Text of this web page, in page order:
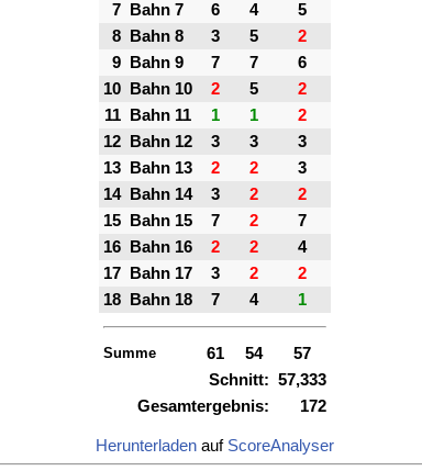
7
Bahn 7 6 4
5
8
Bahn 8 3 5
2
9
Bahn 9 7 7
6
10
Bahn 10 2 5
2
11
Bahn 11 1 1
2
12
Bahn 12 3 3
3
13
Bahn 13 2 2
3
14
Bahn 14 3 2
2
15
Bahn 15 7 2
7
16
Bahn 16 2 2
4
17
Bahn 17 3 2
2
18
Bahn 18 7 4 1
Summe 61 54
57
Schnitt: 57,333
Gesamtergebnis:
172
Herunterladenauf ScoreAnalyser